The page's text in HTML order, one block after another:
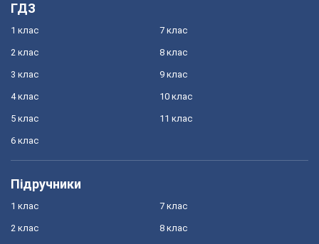
ГДЗ
1 клас
2 клас
3 клас
4 клас
5 клас
6 клас
7 клас
8 клас
9 клас
10 клас
11 клас
Підручники
1 клас
2 клас
7 клас
8 клас